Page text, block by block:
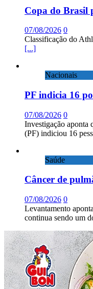
Copa do Brasil
07/08/2026 0
Classificação do
[...]
Nacionais
PF indicia 16
07/08/2026 0
Investigação aponta
(PF) indiciou 16
Saúde
Câncer de
07/08/2026 0
Levantamento
continua sendo um